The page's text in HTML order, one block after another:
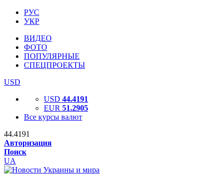
РУС
УКР
ВИДЕО
ФОТО
ПОПУЛЯРНЫЕ
СПЕЦПРОЕКТЫ
USD
USD 44.4191
EUR 51.2905
Все курсы валют
44.4191
Авторизация
Поиск
UA